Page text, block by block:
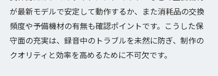
が最新モデルで安定して動作するか、また消耗品の交換
頻度や予備機材の有無も確認ポイントです。こうした保
守面の充実は、録音中のトラブルを未然に防ぎ、制作の
クオリティと効率を高めるために不可欠です。